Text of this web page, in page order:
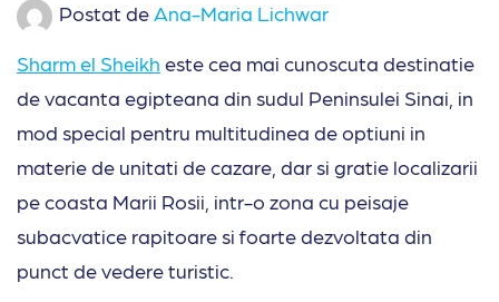
Postat de Ana-Maria Lichwar
Sharm el Sheikh este cea mai cunoscuta destinatie
de vacanta egipteana din sudul Peninsulei Sinai, in
mod special pentru multitudinea de optiuni in
materie de unitati de cazare, dar si gratie localizarii
pe coasta Marii Rosii, intr-o zona cu peisaje
subacvatice rapitoare si foarte dezvoltata din
punct de vedere turistic.